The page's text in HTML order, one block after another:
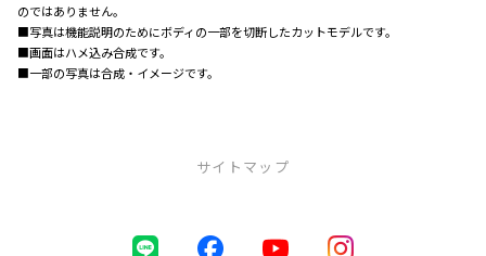
のではありません。
■写真は機能説明のためにボディの一部を切断したカットモデルです。
■画面はハメ込み合成です。
■一部の写真は合成・イメージです。
サイトマップ